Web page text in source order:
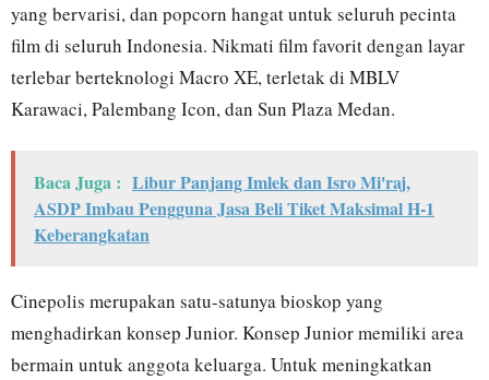
yang bervarisi, dan popcorn hangat untuk seluruh pecinta
film di seluruh Indonesia. Nikmati film favorit dengan layar
terlebar berteknologi Macro XE, terletak di MBLV
Karawaci, Palembang Icon, dan Sun Plaza Medan.
Baca Juga : Libur Panjang Imlek dan Isro Mi'raj,
ASDP Imbau Pengguna Jasa Beli Tiket Maksimal H-1
Keberangkatan
Cinepolis merupakan satu-satunya bioskop yang
menghadirkan konsep Junior. Konsep Junior memiliki area
bermain untuk anggota keluarga. Untuk meningkatkan